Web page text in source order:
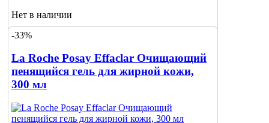
Нет в наличии
Сообщить
-33%
La Roche Posay Effaclar Очищающий
пенящийся гель для жирной кожи,
300 мл